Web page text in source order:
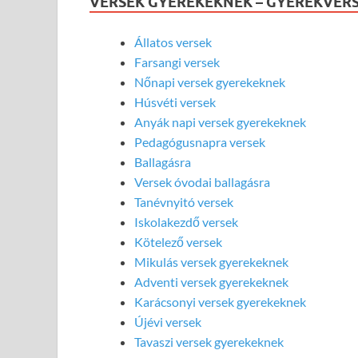
Állatos versek
Farsangi versek
Nőnapi versek gyerekeknek
Húsvéti versek
Anyák napi versek gyerekeknek
Pedagógusnapra versek
Ballagásra
Versek óvodai ballagásra
Tanévnyitó versek
Iskolakezdő versek
Kötelező versek
Mikulás versek gyerekeknek
Adventi versek gyerekeknek
Karácsonyi versek gyerekeknek
Újévi versek
Tavaszi versek gyerekeknek